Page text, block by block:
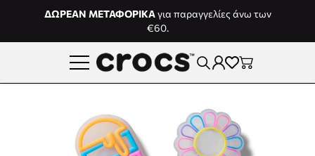
Μετάβαση στο περιεχόμενο
ΔΩΡΕΑΝ ΜΕΤΑΦΟΡΙΚΑγια παραγγελίες άνω των
€60.